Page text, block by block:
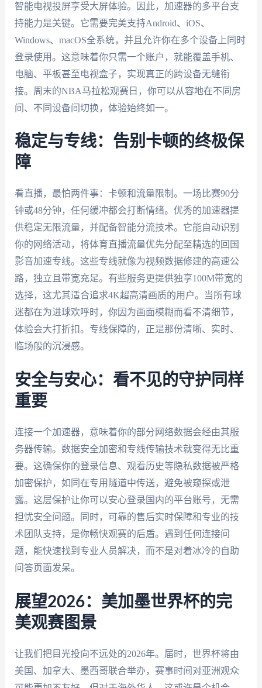
智能电视投屏享受大屏体验。因此，加速器的多平台支
持能力是关键。它需要完美支持Android、iOS、
Windows、macOS全系统，并且允许你在多个设备上同时
登录使用。这意味着你只需一个账户，就能覆盖手机、
电脑、平板甚至电视盒子，实现真正的跨设备无缝衔
接。周末的NBA马拉松观赛日，你可以从容地在不同房
间、不同设备间切换，体验始终如一。
稳定与专线：告别卡顿的终极保
障
看直播，最怕两件事：卡顿和流量限制。一场比赛90分
钟或48分钟，任何缓冲都会打断情绪。优秀的加速器提
供稳定无限流量，并配备智能分流技术。它能自动识别
你的网络活动，将体育直播流量优先分配至精选的回国
影音加速专线。这些专线就像为视频数据修建的高速公
路，独立且带宽充足。有些服务更提供独享100M带宽的
选择，这尤其适合追求4K超高清画质的用户。当所有球
迷都在为进球欢呼时，你因为画面模糊而看不清细节，
体验会大打折扣。专线保障的，正是那份清晰、实时、
临场般的沉浸感。
安全与安心：看不见的守护同样
重要
连接一个加速器，意味着你的部分网络数据会经由其服
务器传输。数据安全加密和专线传输技术就变得无比重
要。这确保你的登录信息、观看历史等隐私数据被严格
加密保护，如同在专用隧道中传送，避免被窥探或泄
露。这层保护让你可以安心登录国内的平台账号，无需
担忧安全问题。同时，可靠的售后实时保障和专业的技
术团队支持，是你畅快观赛的后盾。遇到任何连接问
题，能快速找到专业人员解决，而不是对着冰冷的自助
问答页面发呆。
展望2026：美加墨世界杯的完
美观赛图景
让我们把目光投向不远处的2026年。届时，世界杯将由
美国、加拿大、墨西哥联合举办，赛事时间对亚洲观众